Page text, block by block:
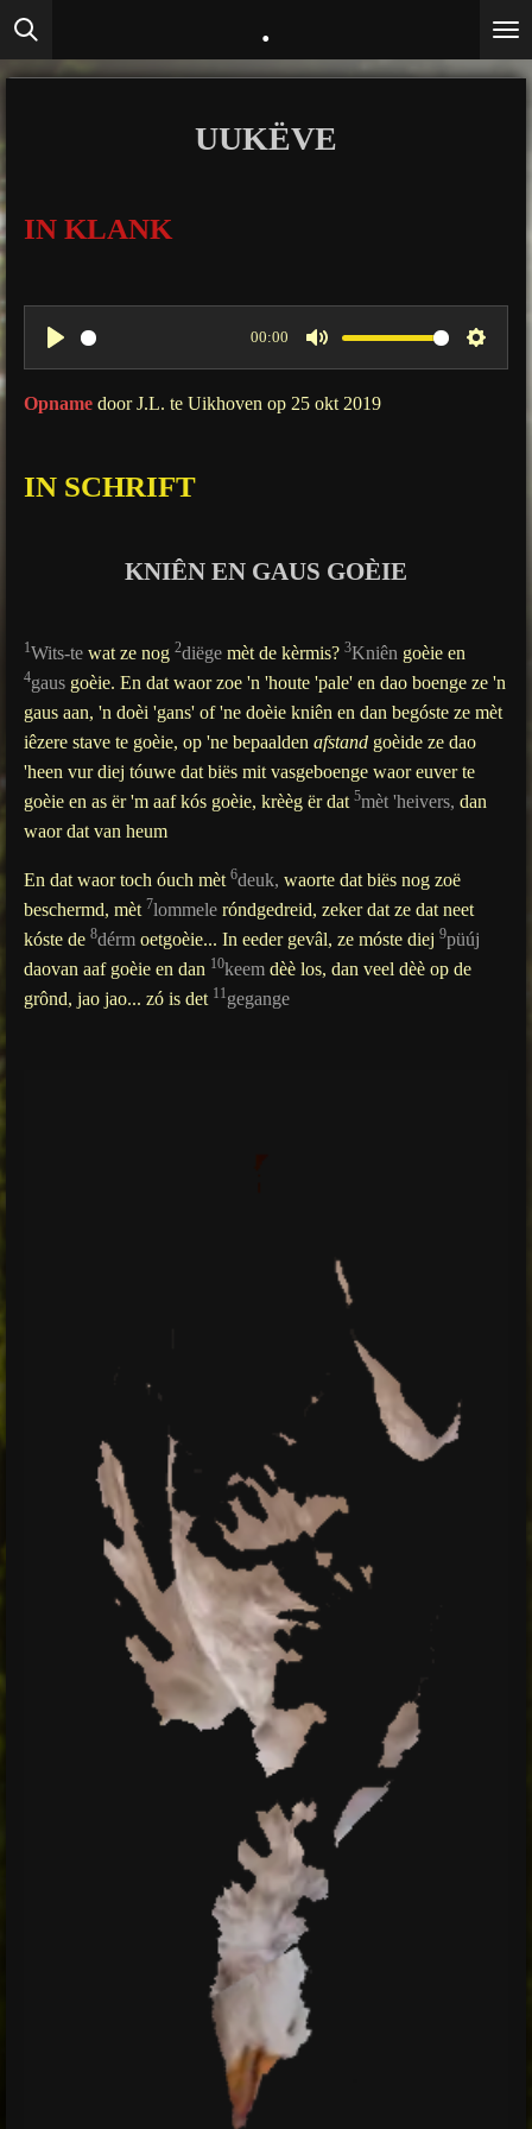
Ga
direct
naar
.
UUKËVE
IN KLANK
P
l
00:00
M
u
S
Opname door J.L. te Uikhoven op 25 okt 2019
IN SCHRIFT
KNIÊN EN GAUS GOÈIE
1Wits-te wat ze nog 2diëge mèt de kèrmis? 3Kniên goèie en
4gaus goèie. En dat waor zoe 'n 'houte 'pale' en dao boenge ze 'n
gaus aan, 'n doèi 'gans' of 'ne doèie kniên en dan begóste ze mèt
iêzere stave te goèie, op 'ne bepaalden afstand goèide ze dao
'heen vur diej tóuwe dat biës mit vasgeboenge waor euver te
goèie en as ër 'm aaf kós goèie, krèèg ër dat 5mèt 'heivers, dan
waor dat van heum
En dat waor toch óuch mèt 6deuk, waorte dat biës nog zoë
beschermd, mèt 7lommele róndgedreid, zeker dat ze dat neet
kóste de 8dérm oetgoèie... In eeder gevâl, ze móste diej 9püúj
daovan aaf goèie en dan 10keem dèè los, dan veel dèè op de
grônd, jao jao... zó is det 11gegange